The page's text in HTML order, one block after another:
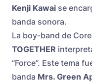
Kenji Kawai se
banda sonora.
La boy-band de
TOGETHER
“Force”. Este tema
banda Mrs. Green